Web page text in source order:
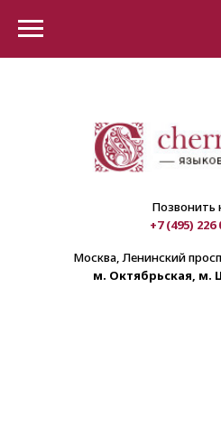
Позвонить
+7 (495) 226
Москва, Ленинский
м. Октябрьская, м.